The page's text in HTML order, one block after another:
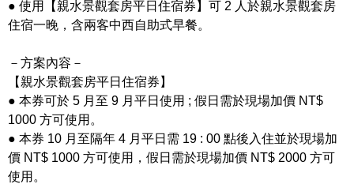
● 使用【親水景觀套房平日住宿券】可 2 人於親水景觀套房
住宿一晚，含兩客中西自助式早餐。
－方案內容－
【親水景觀套房平日住宿券】
● 本券可於 5 月至 9 月平日使用 ; 假日需於現場加價 NT$
1000 方可使用。
● 本券 10 月至隔年 4 月平日需 19 : 00 點後入住並於現場加
價 NT$ 1000 方可使用，假日需於現場加價 NT$ 2000 方可
使用。